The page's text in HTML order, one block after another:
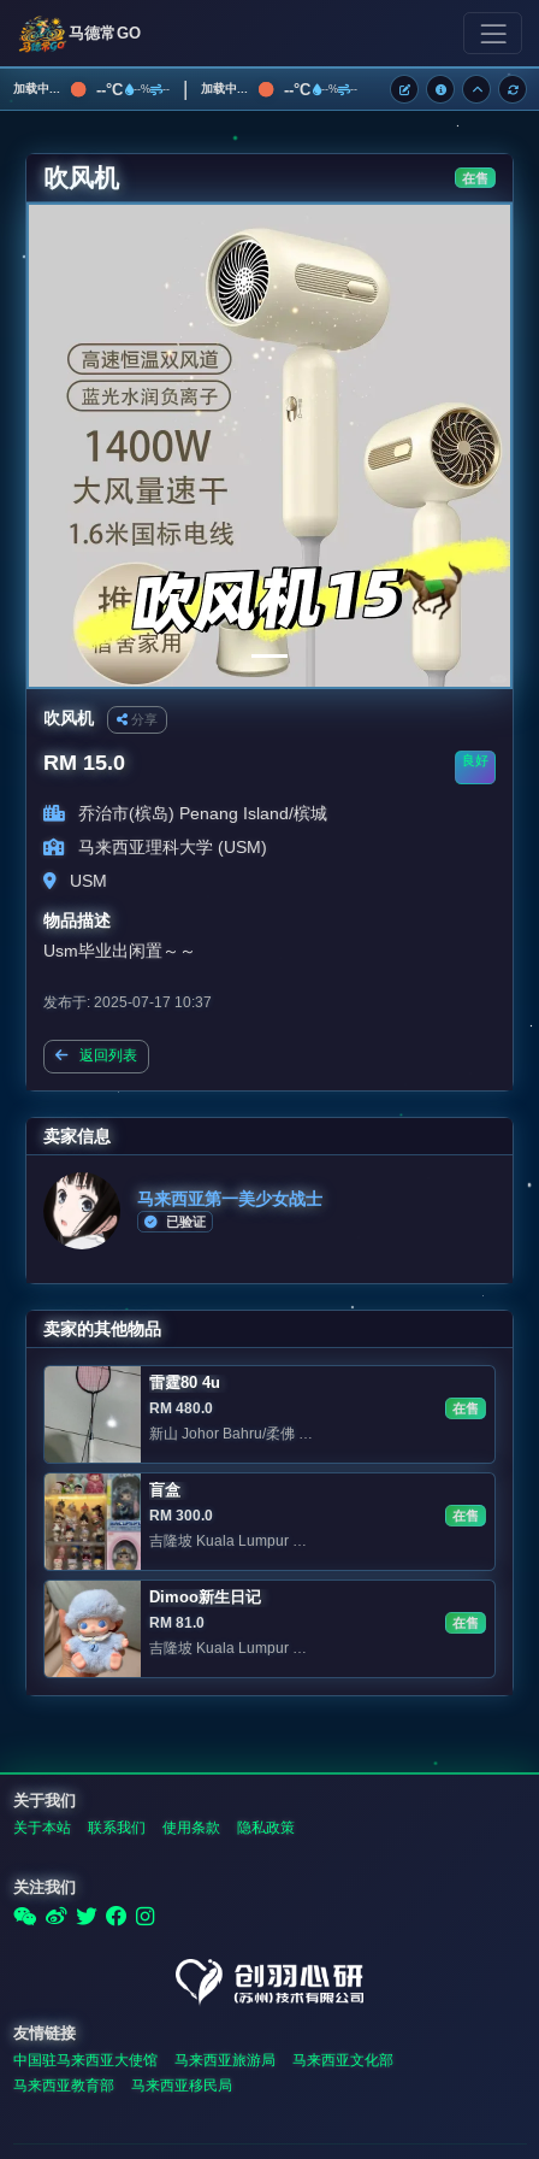
马德常GO
加载中... --°C --% -- | 加载中... --°C --% --
吹风机 在售
吹风机 分享
RM 15.0 良好
乔治市(槟岛) Penang Island/槟城
马来西亚理科大学 (USM)
USM
物品描述
Usm毕业出闲置～～
发布于: 2025-07-17 10:37
返回列表
卖家信息
马来西亚第一美少女战士
已验证
卖家的其他物品
雷霆80 4u
RM 480.0
在售
新山 Johor Bahru/柔佛 Area: Jb Skudai /sutera/eco botani
盲盒
RM 300.0
在售
吉隆坡 Kuala Lumpur 📍KL 可面交
Dimoo新生日记
RM 81.0
在售
吉隆坡 Kuala Lumpur 私聊
关于我们
关于本站 联系我们 使用条款 隐私政策
关注我们
友情链接
中国驻马来西亚大使馆 马来西亚旅游局
马来西亚文化部
马来西亚教育部
马来西亚移民局